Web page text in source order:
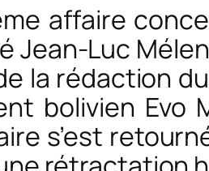
affaire
Jean-Luc
la rédaction
bolivien Evo
s’est